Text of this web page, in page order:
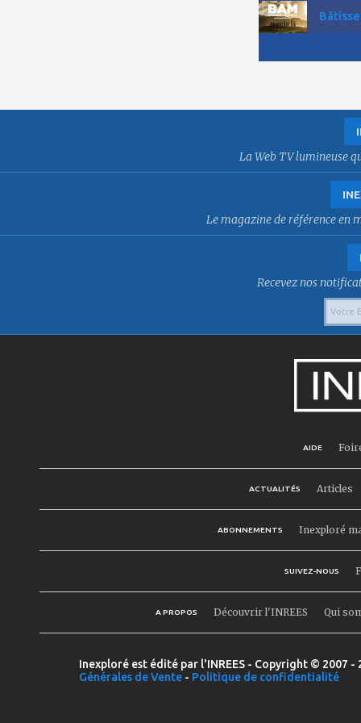
La Web TV lumineuse
Le magazine de référence en
Recevez nos
AIDE
ACTUALITÉS Articles
ABONNEMENTS Inexploré
SUIVEZ-NOUS
A PROPOS Découvrir l'INREES Qui
Inexploré est édité par l'INREES - Copyright © 2007
Générales de Vente - Politique de confidentialité